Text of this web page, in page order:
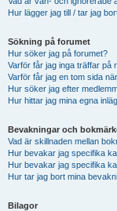
Hur lägger jag till / tar jag
Sökning på forumet
Hur söker jag på forumet?
Varför får jag inga träffar på
Varför får jag en tom sida
Hur söker jag efter
Hur hittar jag mina egna
Bevakningar och
Vad är skillnaden mellan
Hur bevakar jag specifika
Hur bevakar jag specifika
Hur tar jag bort mina
Bilagor